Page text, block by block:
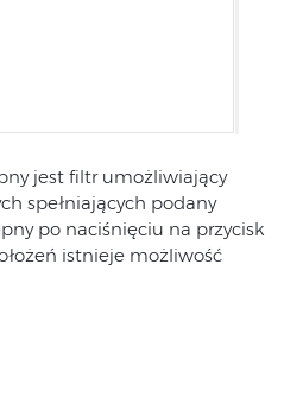
jest filtr umożliwiający
spełniających podany
po naciśnięciu na przycisk
istnieje możliwość